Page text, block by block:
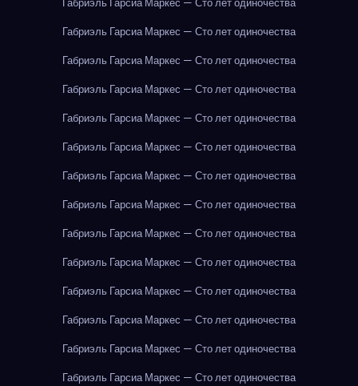
Габриэль Гарсиа Маркес — Сто лет одиночества
Габриэль Гарсиа Маркес — Сто лет одиночества
Габриэль Гарсиа Маркес — Сто лет одиночества
Габриэль Гарсиа Маркес — Сто лет одиночества
Габриэль Гарсиа Маркес — Сто лет одиночества
Габриэль Гарсиа Маркес — Сто лет одиночества
Габриэль Гарсиа Маркес — Сто лет одиночества
Габриэль Гарсиа Маркес — Сто лет одиночества
Габриэль Гарсиа Маркес — Сто лет одиночества
Габриэль Гарсиа Маркес — Сто лет одиночества
Габриэль Гарсиа Маркес — Сто лет одиночества
Габриэль Гарсиа Маркес — Сто лет одиночества
Габриэль Гарсиа Маркес — Сто лет одиночества